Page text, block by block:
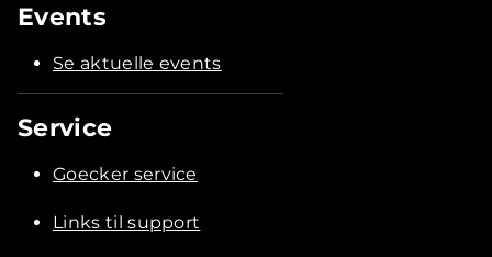
Events
Se aktuelle events
Service
Goecker service
Links til support